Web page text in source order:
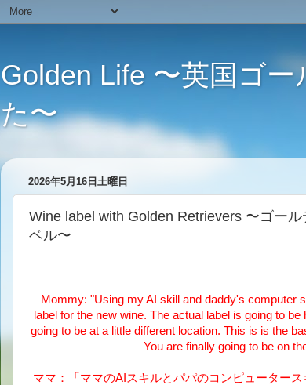
Golden Life 〜英国ゴ
た〜
2026年5月16日土曜日
Wine label with Golden Retrievers 〜ゴー
ベル〜
Mommy: "Using my AI skill and daddy's computer
label for the new wine. The actual label is going to
going to be at a little different location. This is is the
You are finally going to be on
ママ：「ママのAIスキルとパパのコンピューター